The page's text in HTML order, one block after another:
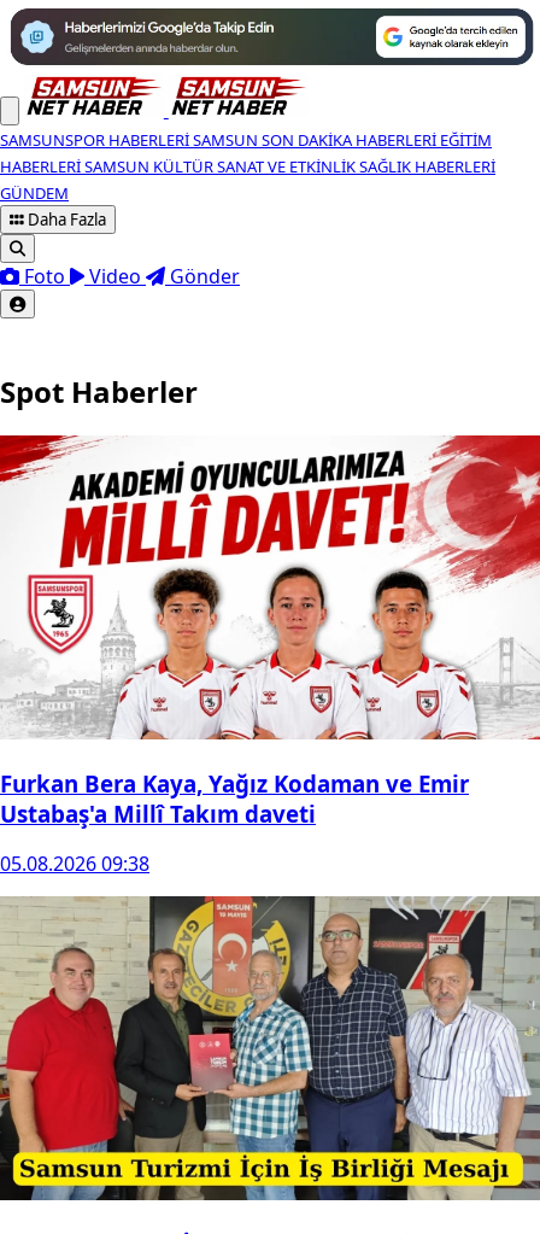
SAMSUNSPOR HABERLERISAMSUN SON DAKIKA HABERLERI EĞITIM
HABERLERISAMSUN KÜLTÜR SANAT VE ETKINLIKSAĞLIK HABERLERI
GÜNDEM
Daha Fazla
Foto Video Gönder
Spot Haberler
Furkan Bera Kaya, Yağız Kodaman ve Emir
Ustabaş'a Millî Takım daveti
05.08.2026 09:38